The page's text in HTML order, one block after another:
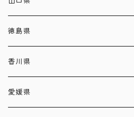
徳島県
香川県
愛媛県